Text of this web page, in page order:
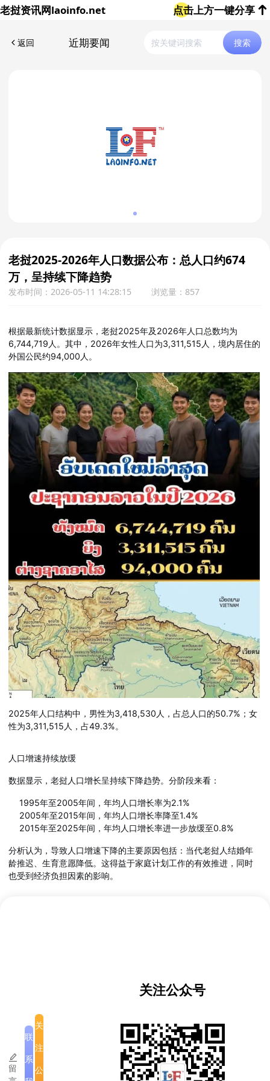
老挝资讯网laoinfo.net 点击上方一键分享
返回 近期要闻 搜索
老挝2025-2026年人口数据公布：总人口约674
万，呈持续下降趋势
发布时间：2026-05-11 14:28:15 浏览量：857
根据最新统计数据显示，老挝2025年及2026年人口总数均为
6,744,719人。其中，2026年女性人口为3,311,515人，境内居住的
外国公民约94,000人。
2025年人口结构中，男性为3,418,530人，占总人口的50.7%；女
性为3,311,515人，占49.3%。
人口增速持续放缓
数据显示，老挝人口增长呈持续下降趋势。分阶段来看：
1995年至2005年间，年均人口增长率为2.1%
2005年至2015年间，年均人口增长率降至1.4%
2015年至2025年间，年均人口增长率进一步放缓至0.8%
分析认为，导致人口增速下降的主要原因包括：当代老挝人结婚年
龄推迟、生育意愿降低。这得益于家庭计划工作的有效推进，同时
也受到经济负担因素的影响。
为1,475,782户，平均每户人口为4.5人。
国籍构成
在老挝境内居住的人口中，老挝籍公民占98.6%，外籍人士占1.4%
留
联
系
关
注
公
关注公众号